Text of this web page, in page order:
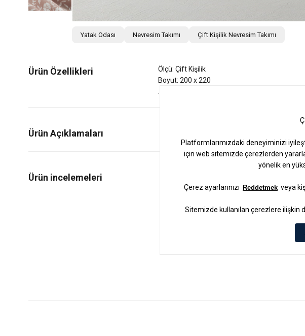
Yatak Odası Nevresim Takımı Çift Kişilik Nevresim Takımı
Ürün Özellikleri
Ölçü: Çift Kişilik
Boyut: 200 x 220
Ürün Açıklamaları